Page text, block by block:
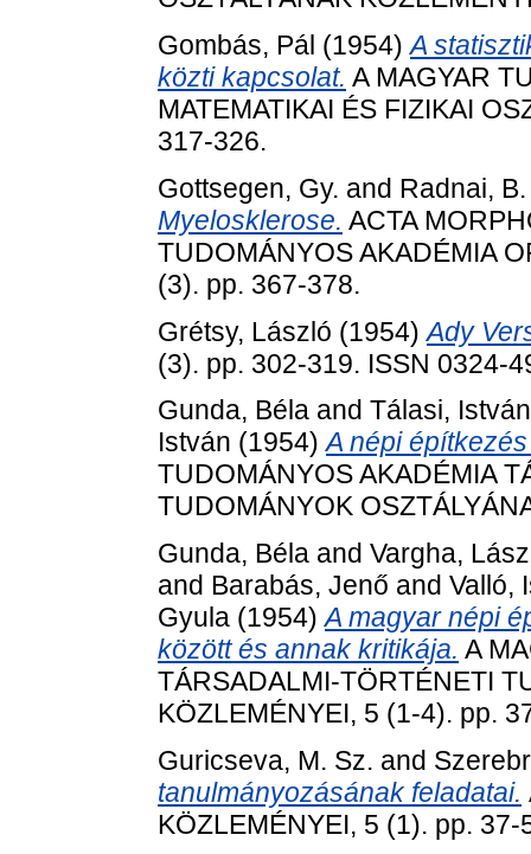
Gombás, Pál (1954)A
közti kapcsolat. A MAGYAR
MATEMATIKAI ÉS FIZIKAI
317-326.
Gottsegen, Gy. and Radnai, B.
Myelosklerose. ACTA
TUDOMÁNYOS AKADÉMIA
(3). pp. 367-378.
Grétsy, László (1954)Ady
(3). pp. 302-319. ISSN 0324-
Gunda, Béla and Tálasi, István
István (1954)A népi
TUDOMÁNYOS AKADÉMIA
TUDOMÁNYOK
Gunda, Béla and Vargha,
and Barabás, Jenő and Valló,
Gyula (1954)A magyar népi
között és annak kritikája. A
TÁRSADALMI-TÖRTÉNETI
KÖZLEMÉNYEI, 5 (1-4). pp.
Guricseva, M. Sz. and
tanulmányozásának feladatai.
KÖZLEMÉNYEI, 5 (1). pp. 37-